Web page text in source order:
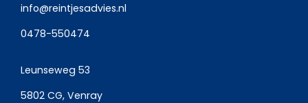
info@reintjesadvies.nl
0478-550474
Leunseweg 53
5802 CG, Venray